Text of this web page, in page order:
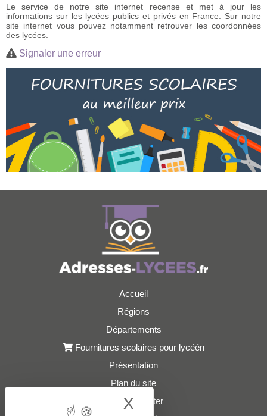
Le service de notre site internet recense et met à jour les
informations sur les lycées publics et privés en France. Sur notre
site internet vous pouvez notamment retrouver les coordonnées
des lycées.
Signaler une erreur
Accueil
Régions
Départements
Fournitures scolaires pour lycéén
Présentation
Plan du site
Nous contacter
X Hide cookie